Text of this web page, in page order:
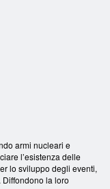
armi nucleari e
l’esistenza delle
lo sviluppo degli eventi,
la loro